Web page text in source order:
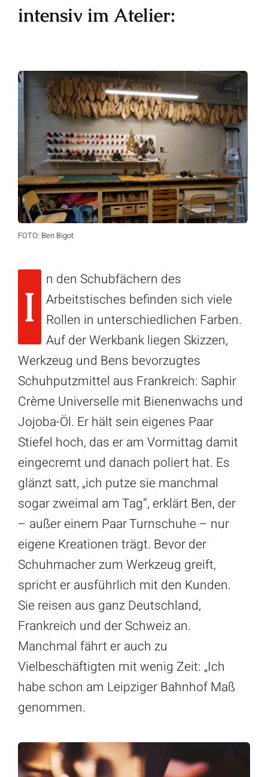
intensiv im Atelier:
FOTO: Ben Bigot
I
n den Schubfächern des
Arbeitstisches befinden sich viele
Rollen in unterschiedlichen Farben.
Auf der Werkbank liegen Skizzen,
Werkzeug und Bens bevorzugtes
Schuhputzmittel aus Frankreich: Saphir
Crème Universelle mit Bienenwachs und
Jojoba-Öl. Er hält sein eigenes Paar
Stiefel hoch, das er am Vormittag damit
eingecremt und danach poliert hat. Es
glänzt satt, „ich putze sie manchmal
sogar zweimal am Tag“, erklärt Ben, der
– außer einem Paar Turnschuhe – nur
eigene Kreationen trägt. Bevor der
Schuhmacher zum Werkzeug greift,
spricht er ausführlich mit den Kunden.
Sie reisen aus ganz Deutschland,
Frankreich und der Schweiz an.
Manchmal fährt er auch zu
Vielbeschäftigten mit wenig Zeit: „Ich
habe schon am Leipziger Bahnhof Maß
genommen.